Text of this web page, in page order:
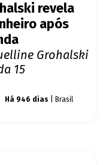
revela
após
Grohalski
15
Há 946 dias | Brasil